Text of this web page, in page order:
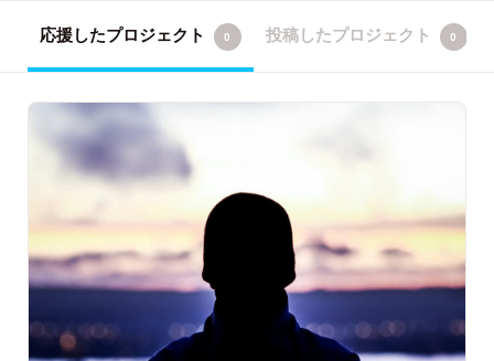
応援したプロジェクト 0 投稿したプロジェクト 0